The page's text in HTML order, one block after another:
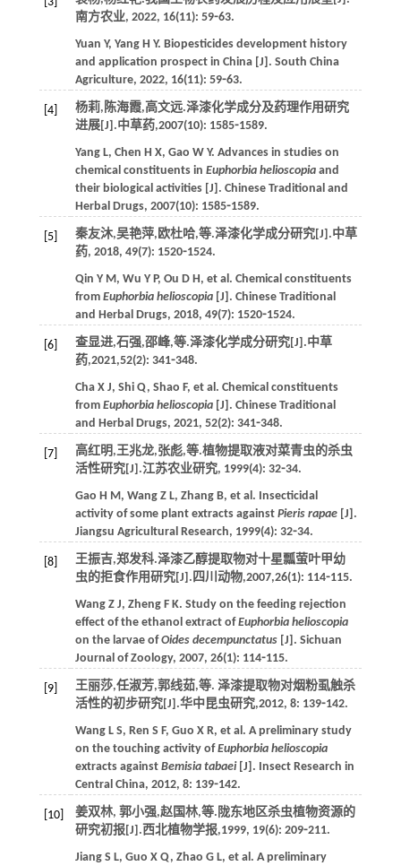
南方农业, 2022, 16(11): 59⁃63.
Yuan Y, Yang H Y. Biopesticides development history
and application prospect in China [J]. South China
Agriculture, 2022, 16(11): 59⁃63.
[4]
杨莉,陈海霞,高文远.泽漆化学成分及药理作用研究
进展[J].中草药,2007(10): 1585⁃1589.
Yang L, Chen H X, Gao W Y. Advances in studies on
chemical constituents in Euphorbia helioscopiaand
their biological activities [J]. Chinese Traditional and
Herbal Drugs, 2007(10): 1585⁃1589.
[5] 秦友沐,吴艳萍,欧杜哈,等.泽漆化学成分研究[J].中草
药, 2018, 49(7): 1520⁃1524.
Qin Y M, Wu Y P, Ou D H, et al. Chemical constituents
from Euphorbia helioscopia[J]. Chinese Traditional
and Herbal Drugs, 2018, 49(7): 1520⁃1524.
[6] 查显进,石强,邵峰,等.泽漆化学成分研究[J].中草
药,2021,52(2): 341⁃348.
Cha X J, Shi Q, Shao F, et al. Chemical constituents
from Euphorbia helioscopia[J]. Chinese Traditional
and Herbal Drugs, 2021, 52(2): 341⁃348.
[7] 高红明,王兆龙,张彪,等.植物提取液对菜青虫的杀虫
活性研究[J].江苏农业研究, 1999(4): 32⁃34.
Gao H M, Wang Z L, Zhang B, et al. Insecticidal
activity of some plant extracts against Pieris rapae[J].
Jiangsu Agricultural Research, 1999(4): 32⁃34.
[8]
王振吉,郑发科.泽漆乙醇提取物对十星瓢萤叶甲幼
虫的拒食作用研究[J]. 四川动物,2007,26(1): 114⁃115.
Wang Z J, Zheng F K. Study on the feeding rejection
effect of the ethanol extract ofEuphorbia helioscopia
on the larvae ofOides decempunctatus[J]. Sichuan
Journal of Zoology, 2007, 26(1): 114⁃115.
[9] 王丽莎,任淑芳,郭线茹,等. 泽漆提取物对烟粉虱触杀
活性的初步研究[J].华中昆虫研究,2012, 8: 139⁃142.
Wang L S, Ren S F, Guo X R, et al. A preliminary study
on the touching activity ofEuphorbia helioscopia
extracts against Bemisia tabaei[J]. Insect Research in
Central China, 2012, 8: 139⁃142.
[10] 姜双林, 郭小强,赵国林,等.陇东地区杀虫植物资源的
研究初报[J].西北植物学报,1999, 19(6): 209⁃211.
Jiang S L, Guo X Q, Zhao G L, et al. A preliminary